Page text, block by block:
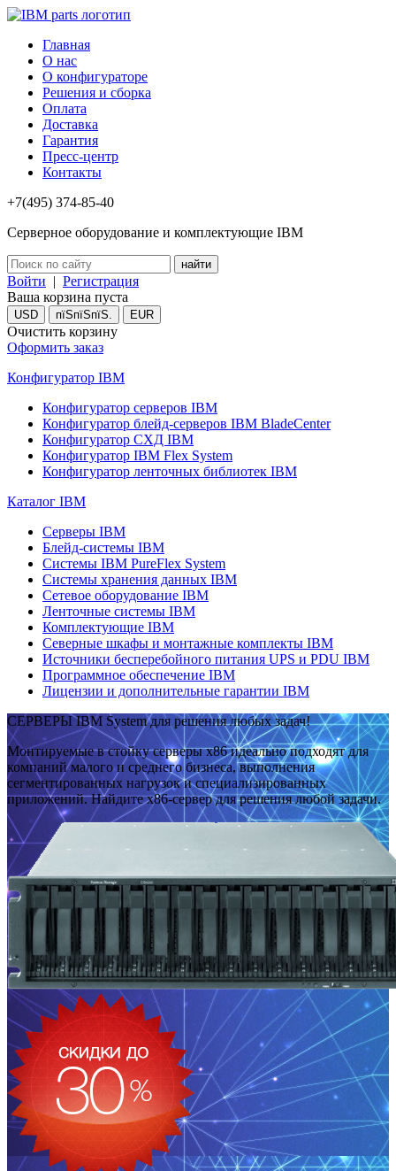
Главная
О нас
О конфигураторе
Решения и сборка
Оплата
Доставка
Гарантия
Пресс-центр
Контакты
+7(495) 374-85-40
Серверное оборудование и комплектующие IBM
Войти | Регистрация
Ваша корзина пуста
USD пїЅпїЅпїЅ. EUR
Очистить корзину
Оформить заказ
Конфигуратор IBM
Конфигуратор серверов IBM
Конфигуратор блейд-серверов IBM BladeCenter
Конфигуратор СХД IBM
Конфигуратор IBM Flex System
Конфигуратор ленточных библиотек IBM
Каталог IBM
Серверы IBM
Блейд-системы IBM
Системы IBM PureFlex System
Системы хранения данных IBM
Сетевое оборудование IBM
Ленточные системы IBM
Комплектующие IBM
Северные шкафы и монтажные комплекты IBM
Источники бесперебойного питания UPS и PDU IBM
Программное обеспечение IBM
Лицензии и дополнительные гарантии IBM
СЕРВЕРЫ IBM System для решения любых задач!
Монтируемые в стойку серверы x86 идеально подходят для
компаний малого и среднего бизнеса, выполнения
сегментированных нагрузок и специализированных
приложений. Найдите x86-сервер для решения любой задачи.